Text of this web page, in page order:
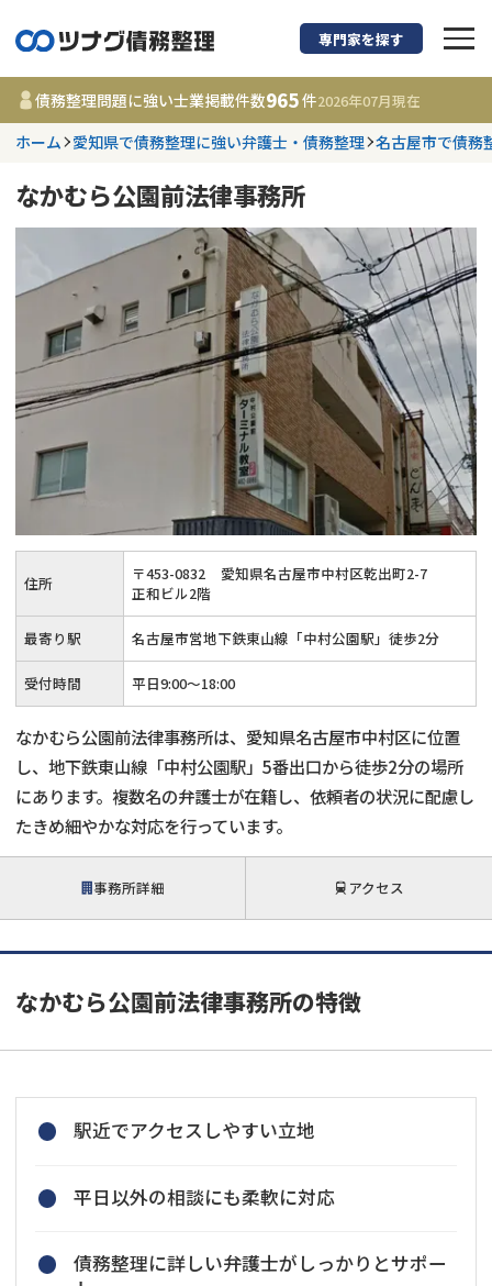
債務整理に強い弁
都道府県を選択
事務所
更新日 :2026年07月31日
相談内容で探す
借金返済相談・交渉
任意整理
時効援用
会社破産・法人破産
費用相場
コラム
債務整理
個人再生（民事再生）
借金問題
専門家を探す
債務整理問題に強い士業掲載件数965件2026年07月現在
ホーム 愛知県で債務整理に強い弁護士・債務整理 名古屋市で債務
なかむら公園前法律事務所
住所 〒453-0832
愛知県名古屋市中村区乾出町2-7
正和ビル2階
最寄り駅 名古屋市営地下鉄東山線「中村公園駅」徒歩2分
受付時間 平日9:00～18:00
なかむら公園前法律事務所は、愛知県名古屋市中村区に位置
し、地下鉄東山線「中村公園駅」5番出口から徒歩2分の場所
にあります。複数名の弁護士が在籍し、依頼者の状況に配慮し
たきめ細やかな対応を行っています。
事務所詳細 アクセス
なかむら公園前法律事務所の特徴
駅近でアクセスしやすい立地
平日以外の相談にも柔軟に対応
債務整理に詳しい弁護士がしっかりとサポー